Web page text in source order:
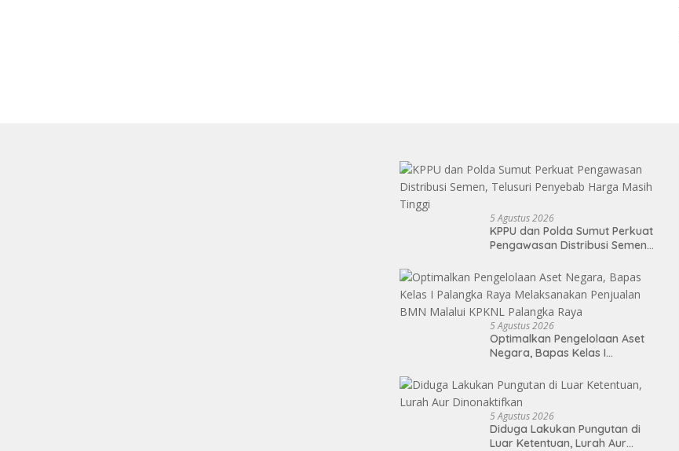
5 Agustus 2026
KPPU dan Polda Sumut Perkuat
Pengawasan Distribusi Semen,
Tinggi
5 Agustus 2026
Optimalkan Pengelolaan Aset
Negara, Bapas Kelas I
Penjualan BMN Malalui KPKNL
Palangka Raya
5 Agustus 2026
Diduga Lakukan Pungutan di
Luar Ketentuan, Lurah Aur